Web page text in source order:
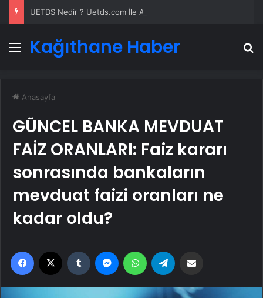
Menü
Kağıthane Haber
Anasayfa
GÜNCEL BANKA MEVDUAT
FAİZ ORANLARI: Faiz kararı
sonrasında bankaların
mevduat faizi oranları ne
kadar oldu?
Facebook Tumblr MessengerWhatsApp